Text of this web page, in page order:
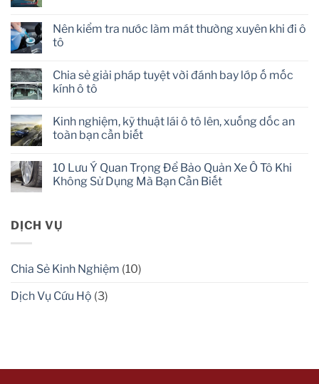
Cẩm
nang
lái
tô
an
toàn
mọi
người
Nên kiểm tra nước làm mát thường xuyên khi đi ô
tô
on
Nên
kiểm
làm
mát
thường
đi
ô
tô
Chia sẻ giải pháp tuyệt vời đánh bay lớp ố mốc
kính ô tô
on
Chia
sẻ
tuyệt
vời
đánh
mốc
kính
Kinh nghiệm, kỹ thuật lái ô tô lên, xuống dốc an
toàn bạn cần biết
Comments
on
Kinh
nghiệm,
ô
tô
an
cần
10 Lưu Ý Quan Trọng Để Bảo Quản Xe Ô Tô Khi
Không Sử Dụng Mà Bạn Cần Biết
10
Lưu
Để
Xe
Bạn
DỊCH VỤ
Chia Sẻ Kinh Nghiệm (10)
Dịch Vụ Cứu Hộ (3)